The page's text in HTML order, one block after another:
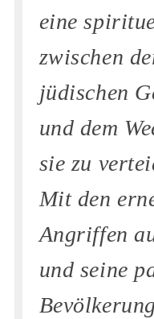
eine
zwischen
jüdischen
und dem
sie zu
Mit den
Angriffen
und seine